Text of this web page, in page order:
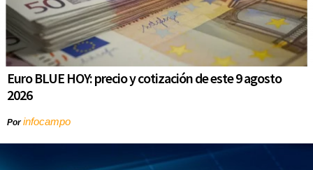
Euro BLUE HOY: precio y cotización de este 9 agosto
2026
Porinfocampo